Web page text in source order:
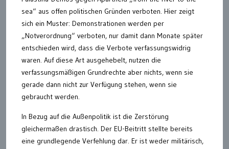
sea“ aus offen politischen Gründen verboten. Hier zeigt
sich ein Muster: Demonstrationen werden per
„Notverordnung“ verboten, nur damit dann Monate später
entschieden wird, dass die Verbote verfassungswidrig
waren. Auf diese Art ausgehebelt, nutzen die
verfassungsmäßigen Grundrechte aber nichts, wenn sie
gerade dann nicht zur Verfügung stehen, wenn sie
gebraucht werden.
In Bezug auf die Außenpolitik ist die Zerstörung
gleichermaßen drastisch. Der EU-Beitritt stellte bereits
eine grundlegende Verfehlung dar. Er ist weder militärisch,